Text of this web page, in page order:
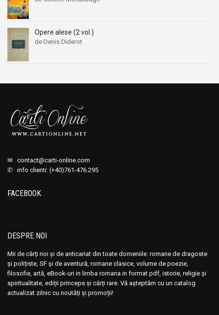
Opere alese (2 vol.)
de Denis Diderot
✉ contact@carti-online.com
✆ info clienti: (+40)761-476.295
FACEBOOK
DESPRE NOI
Mii de cărți noi și de anticariat din toate domeniile: romane de dragoste
și polițiste, SF și de aventură, romane clasice, volume de poezie,
filosofie, artă, eBook-uri in limba romana in format pdf, istorie, religie și
spiritualitate, ediții princeps și cărți rare. Vă așteptăm cu un catalog
actualizat zilnic cu noutăți și promoții!